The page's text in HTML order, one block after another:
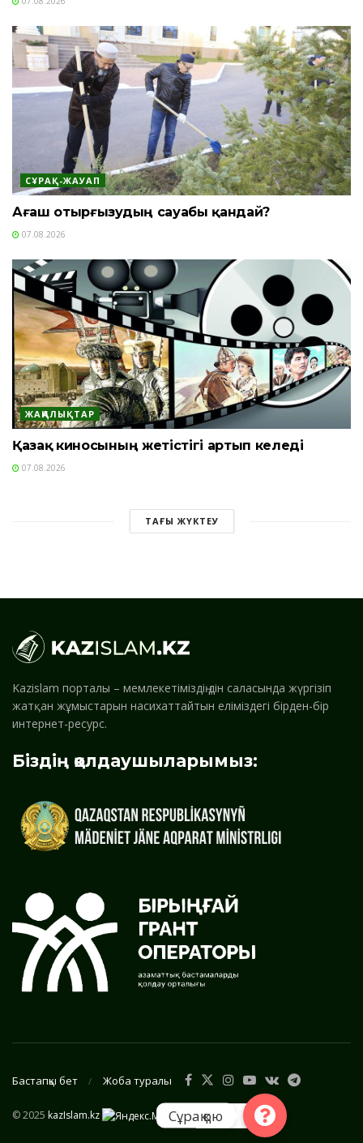
СҰРАҚ-ЖАУАП
Ағаш отырғызудың сауабы қандай?
07.08.2026
ЖАҢАЛЫҚТАР
Қазақ киносының жетістігі артып келеді
07.08.2026
ТАҒЫ ЖҮКТЕУ
Kazislam порталы – мемлекетіміздің дін саласында жүргізіп
жатқан жұмыстарын насихаттайтын еліміздегі бірден-бір
интернет-ресурс.
Біздің қолдаушыларымыз:
Бастапқы бет Жоба туралы
© 2025 kazIslam.kz Сұрақ қою